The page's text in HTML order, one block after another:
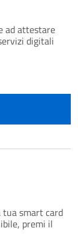
ad attestare
digitali
tua smart card
premi il